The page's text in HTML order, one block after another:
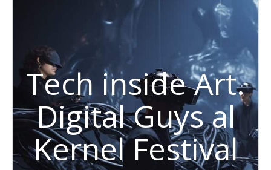
Tech inside Art.
Digital Guys al
Kernel Festival